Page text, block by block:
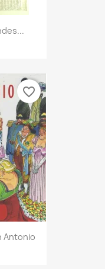
Antonio
favorite_border